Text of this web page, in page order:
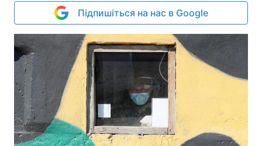
Підпишіться на нас в Google